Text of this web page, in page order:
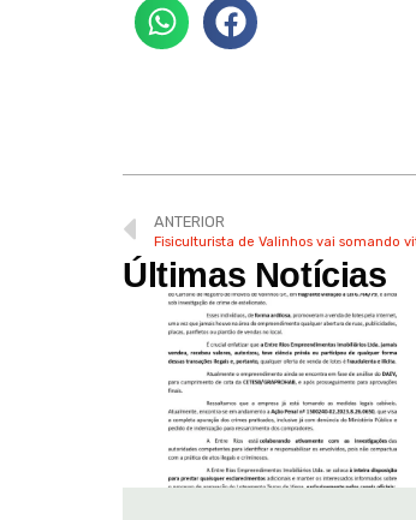
ANTERIOR
Fisiculturista de Valinhos vai somando
Últimas Notícias